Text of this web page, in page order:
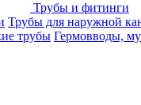
Трубы и фитинги
Трубы для наружной
трубы Гермовводы,